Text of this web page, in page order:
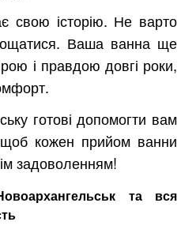
свою історію. Не варто
Ваша ванна ще
і правдою довгі роки,
готові допомогти вам
щоб кожен прийом ванни
задоволенням!
та вся